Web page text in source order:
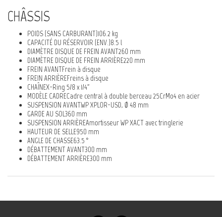
CHÂSSIS
POIDS (SANS CARBURANT)106.2 kg
CAPACITÉ DU RÉSERVOIR (ENV.)8.5 l
DIAMÈTRE DISQUE DE FREIN AVANT260 mm
DIAMÈTRE DISQUE DE FREIN ARRIÈRE220 mm
FREIN AVANTFrein à disque
FREIN ARRIÈREFreins à disque
CHAÎNEX-Ring 5/8 x 1/4"
MODÈLE CADRECadre central à double berceau 25CrMo4 en acier
SUSPENSION AVANTWP XPLOR-USD, Ø 48 mm
GARDE AU SOL360 mm
SUSPENSION ARRIÈREAmortisseur WP XACT avec tringlerie
HAUTEUR DE SELLE950 mm
ANGLE DE CHASSE63.5 °
DÉBATTEMENT AVANT300 mm
DÉBATTEMENT ARRIÈRE300 mm